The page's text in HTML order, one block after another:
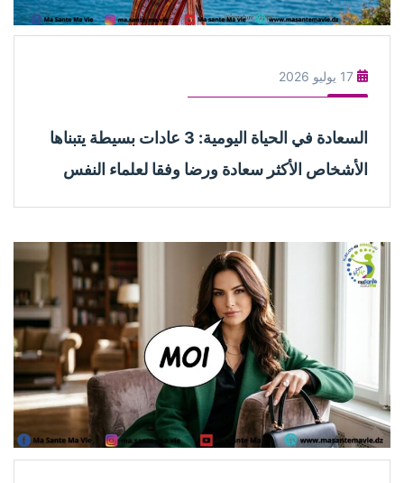
17 يوليو 2026
السعادة في الحياة اليومية: 3 عادات بسيطة يتبناها
الأشخاص الأكثر سعادة ورضا وفقا لعلماء النفس